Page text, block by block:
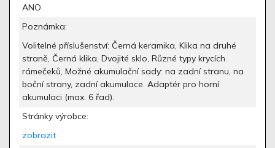
ANO
Poznámka:
Volitelné příslušenství: Černá keramika, Klika na druhé
straně, Černá klika, Dvojité sklo, Různé typy krycích
rámečeků, Možné akumulační sady: na zadní stranu, na
boční strany, zadní akumulace. Adaptér pro horní
akumulaci (max. 6 řad).
Stránky výrobce:
zobrazit